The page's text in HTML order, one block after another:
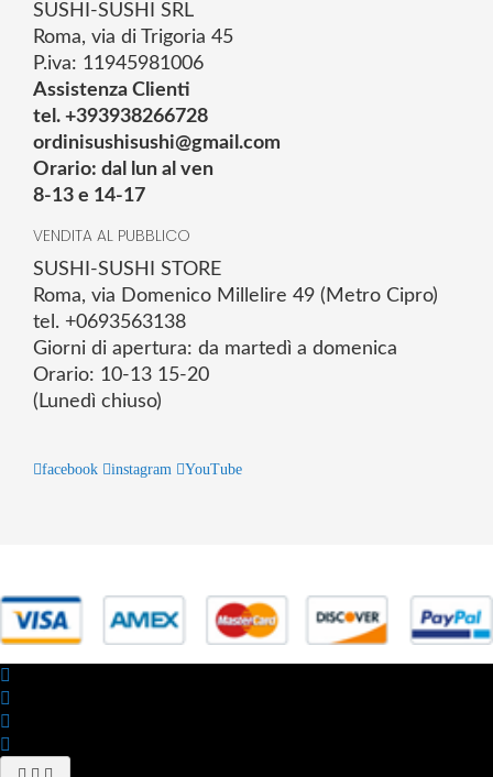
SUSHI-SUSHI SRL
Roma, via di Trigoria 45
P.iva: 11945981006
Assistenza Clienti
tel. +393938266728
ordinisushisushi@gmail.com
Orario: dal lun al ven
8-13 e 14-17
VENDITA AL PUBBLICO
SUSHI-SUSHI STORE
Roma, via Domenico Millelire 49 (Metro Cipro)
tel. +0693563138
Giorni di apertura: da martedì a domenica
Orario: 10-13 15-20
(Lunedì chiuso)
facebook instagram YouTube